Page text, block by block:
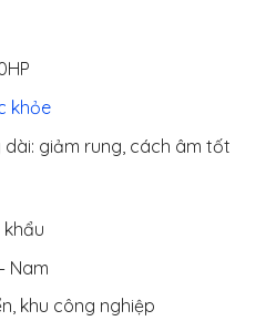
khỏe
giảm rung, cách âm tốt
Nam
khu công nghiệp